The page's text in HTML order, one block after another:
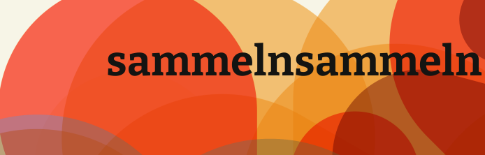
sammelnsammeln